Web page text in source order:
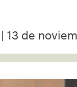
| 13 de